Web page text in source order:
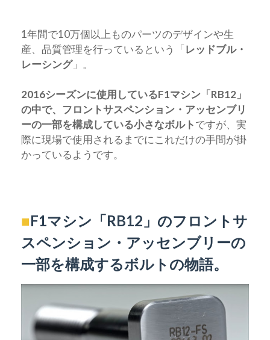
1年間で10万個以上ものパーツのデザインや生
産、品質管理を行っているという「レッドブル・
レーシング」。
2016シーズンに使用しているF1マシン「RB12」
の中で、フロントサスペンション・アッセンブリ
ーの一部を構成している小さなボルトですが、実
際に現場で使用されるまでにこれだけの手間が掛
かっているようです。
■F1マシン「RB12」のフロントサ
スペンション・アッセンブリーの
一部を構成するボルトの物語。